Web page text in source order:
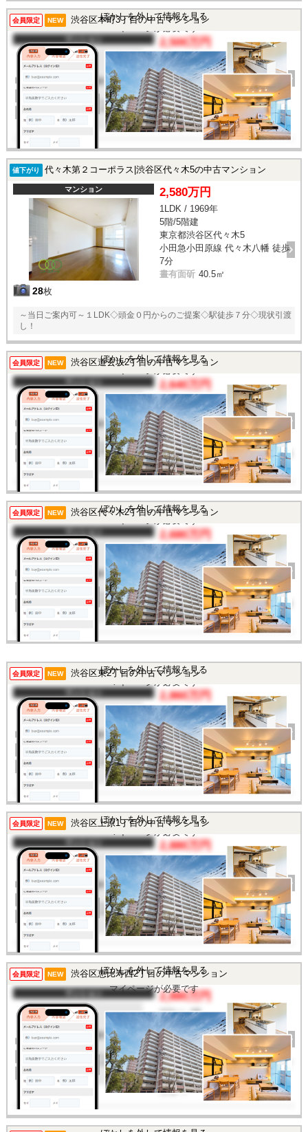
会員限定 NEW 渋谷区本町3丁目の中古マンション
マンション 2,500万円
間取り 2DK
完成年
1968年
建物面積 32.74㎡
土地面積 -
所在地 東京都渋谷区本町3丁目
交通 /
この物件を見るには
ぼかしを外して情報を見る
値下がり 代々木第２コーポラス|渋谷区代々木5の中古マンション
マンション
28枚
2,580万円
1LDK / 1969年
5階/5階建
東京都渋谷区代々木5
小田急小田原線 代々木八幡 徒歩
7分
晝有面斫 40.5㎡
～当日ご案内可～１LDK◇頭金０円からのご提案◇駅徒歩７分◇現状引渡
し！
会員限定 NEW 渋谷区道玄坂2丁目の中古マンション
マンション 2,640万円
間取り
1K
完成年
1979年
建物面積 23.22㎡
土地面積 -
所在地 東京都渋谷区道玄坂2丁目
交通 /
この物件を見るには
ぼかしを外して情報を見る
会員限定 NEW 渋谷区代々木2丁目の中古マンション
マンション 2,680万円
間取り
1R
完成年
1976年
建物面積 24.8㎡
土地面積 -
所在地 東京都渋谷区代々木2丁目
交通 /
この物件を見るには
ぼかしを外して情報を見る
会員限定 NEW 渋谷区東2丁目の中古マンション
2,860万円
間取り 1K
完成年
1980年
建物面積 26.73㎡
土地面積 -
所在地 東京都渋谷区東2丁目
交通 /
この物件を見るには
ぼかしを外して情報を見る
会員限定 NEW 渋谷区上原1丁目の中古マンション
2,880万円
間取り 1LDK
完成年
1971年
建物面積 28.35㎡
土地面積 -
所在地 東京都渋谷区上原1丁目
交通 /
この物件を見るには
ぼかしを外して情報を見る
会員限定 NEW 渋谷区恵比寿西2丁目の中古マンション
マンション 2,880万円
間取り 1R
完成年 1970年
建物面積 26.82㎡
土地面積 -
所在地 東京都渋谷区恵比寿西2丁
目
交通 /
この物件を見るには
マイページが必要です
ぼかしを外して情報を見る